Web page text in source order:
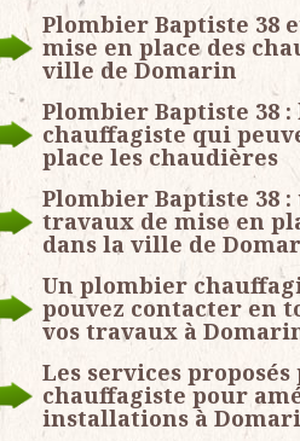
Plombier Baptiste 38
mise en place des
ville de Domarin
Plombier Baptiste 38
chauffagiste qui
place les chaudières
Plombier Baptiste 38
travaux de mise en
dans la ville de
Un plombier
pouvez contacter en
vos travaux à
Les services
chauffagiste pour
installations à